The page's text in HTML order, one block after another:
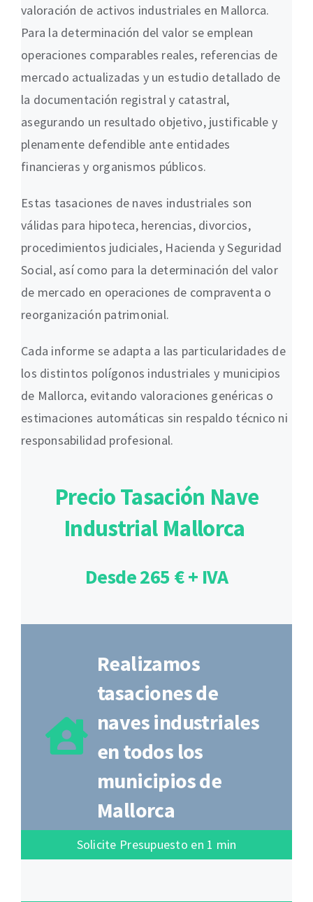
valoración de activos industriales en Mallorca.
Para la determinación del valor se emplean
operaciones comparables reales, referencias de
mercado actualizadas y un estudio detallado de
la documentación registral y catastral,
asegurando un resultado objetivo, justificable y
plenamente defendible ante entidades
financieras y organismos públicos.
Estas tasaciones de naves industriales son
válidas para hipoteca, herencias, divorcios,
procedimientos judiciales, Hacienda y Seguridad
Social, así como para la determinación del valor
de mercado en operaciones de compraventa o
reorganización patrimonial.
Cada informe se adapta a las particularidades de
los distintos polígonos industriales y municipios
de Mallorca, evitando valoraciones genéricas o
estimaciones automáticas sin respaldo técnico ni
responsabilidad profesional.
Precio Tasación Nave
Industrial Mallorca
Desde 265 € + IVA
Realizamos
tasaciones de
naves industriales
en todos los
municipios de
Mallorca
Solicite Presupuesto en 1 min